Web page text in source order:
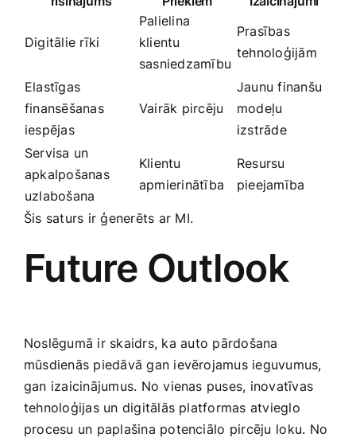
Digitālie rīki
Palielina
klientu
‍sasniedzamību
Prasības
tehnoloģijām
Elastīgas
finansēšanas
‍iespējas
Vairāk pircēju
Jaunu finanšu
modeļu
izstrāde
Servisa un⁤
apkalpošanas
uzlabošana
Klientu
apmierinātība
Resursu
pieejamība
Šis saturs​ ir ‍ģenerēts⁤ ar MI.
Future Outlook
Noslēgumā ir skaidrs, ka ⁣auto pārdošana‍
mūsdienās piedāvā gan ievērojamus ieguvumus,
gan‌ izaicinājumus. No vienas puses, inovatīvas
tehnoloģijas un digitālās platformas atvieglo
procesu un paplašina potenciālo⁤ pircēju⁤ loku. No